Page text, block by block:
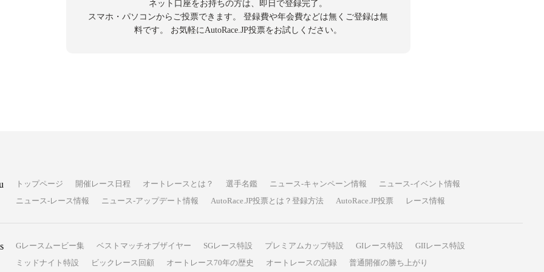
ネット口座をお持ちの方は、即日で登録完了。
スマホ・パソコンからご投票できます。
登録費や年会費などは無くご登録は無
料です。
お気軽にAutoRace.JP投票をお試しください。
トップページ 開催レース日程 オートレースとは？ 選手名鑑 ニュース-キャンペーン情報
ニュース-イベント情報
ニュース-レース情報
ニュース-アップデート情報 AutoRace.JP投票とは？登録方法 AutoRace.JP投票 レース情報
Gレースムービー集 ベストマッチオブザイヤー SGレース特設 プレミアムカップ特設 GIレース特設
GIIレース特設
ミッドナイト特設
ビックレース回顧 オートレース70年の歴史 オートレースの記録 普通開催の勝ち上がり